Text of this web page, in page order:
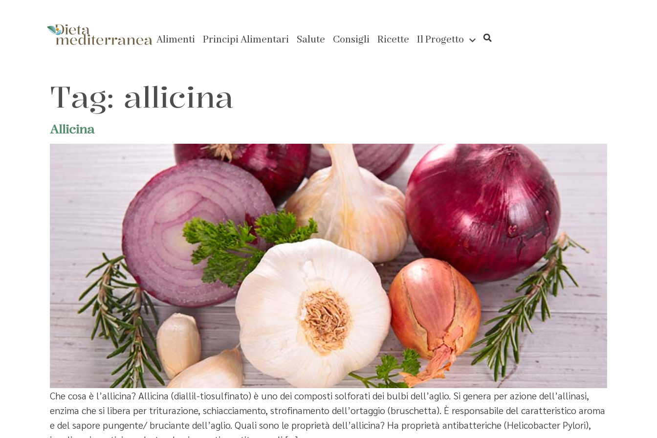
Alimenti Principi Alimentari Salute Consigli Ricette Il Progetto
Tag: allicina
Allicina
Che cosa è l’allicina? Allicina (diallil-tiosulfinato) è uno dei composti solforati dei bulbi dell’aglio. Si genera per azione dell’allinasi,
enzima che si libera per triturazione, schiacciamento, strofinamento dell’ortaggio (bruschetta). È responsabile del caratteristico aroma
e del sapore pungente/ bruciante dell’aglio. Quali sono le proprietà dell’allicina? Ha proprietà antibatteriche (Helicobacter Pylori),